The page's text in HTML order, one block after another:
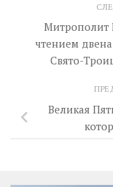
Митрополит
чтением
Свято-
Великая